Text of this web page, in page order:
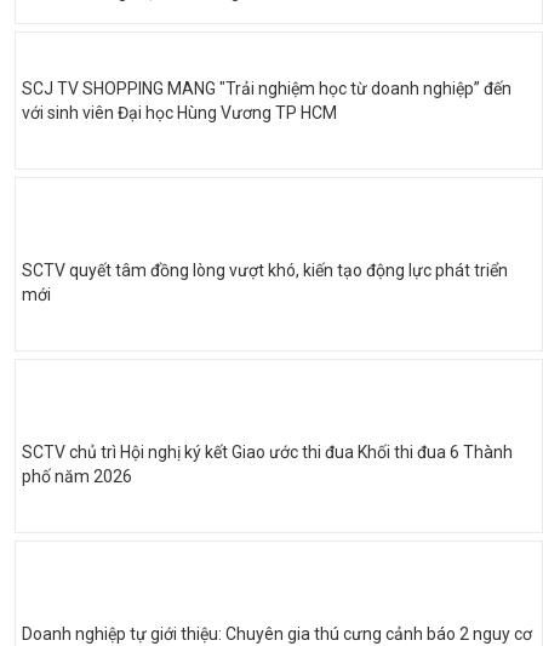
SCJ TV SHOPPING MANG "Trải nghiệm học từ doanh nghiệp” đến
với sinh viên Đại học Hùng Vương TP HCM
SCTV quyết tâm đồng lòng vượt khó, kiến tạo động lực phát triển
mới
SCTV chủ trì Hội nghị ký kết Giao ước thi đua Khối thi đua 6 Thành
phố năm 2026
Doanh nghiệp tự giới thiệu: Chuyên gia thú cưng cảnh báo 2 nguy cơ